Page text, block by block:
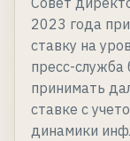
2023 года
ставку на
пресс-служба
принимать
ставке с
динамики